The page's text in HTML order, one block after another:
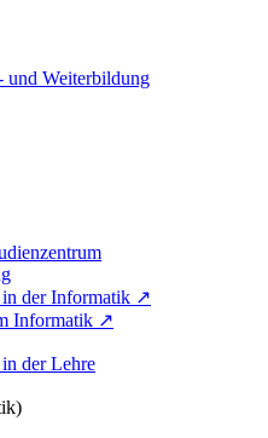
und Weiterbildung
in der Informatik ↗
Informatik ↗
der Lehre